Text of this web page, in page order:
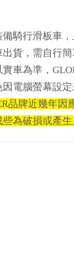
騎行滑板車
貨，需自行簡
車為準，
因電腦螢幕設
品牌近幾年
為破損或產